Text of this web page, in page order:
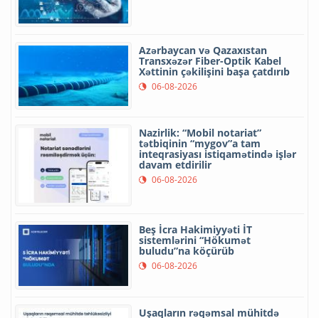
Azərbaycan və Qazaxıstan
Transxəzər Fiber-Optik Kabel
Xəttinin çəkilişini başa çatdırıb
06-08-2026
Nazirlik: “Mobil notariat”
tətbiqinin “mygov”a tam
inteqrasiyası istiqamətində işlər
davam etdirilir
06-08-2026
Beş İcra Hakimiyyəti İT
sistemlərini “Hökumət
buludu”na köçürüb
06-08-2026
Uşaqların rəqəmsal mühitdə